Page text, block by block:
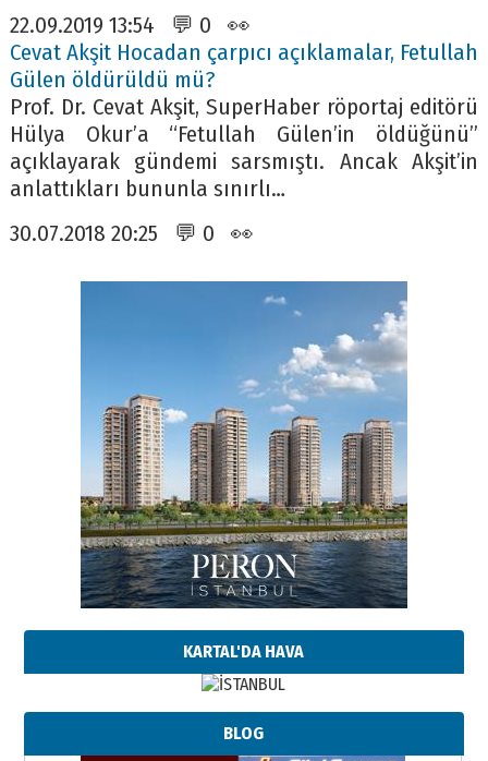
22.09.2019 13:54 💬 0 👀
Cevat Akşit Hocadan çarpıcı açıklamalar, Fetullah
Gülen öldürüldü mü?
Prof. Dr. Cevat Akşit, SuperHaber röportaj editörü
Hülya Okur’a “Fetullah Gülen’in öldüğünü”
açıklayarak gündemi sarsmıştı. Ancak Akşit’in
anlattıkları bununla sınırlı…
30.07.2018 20:25 💬 0 👀
KARTAL'DA HAVA
BLOG